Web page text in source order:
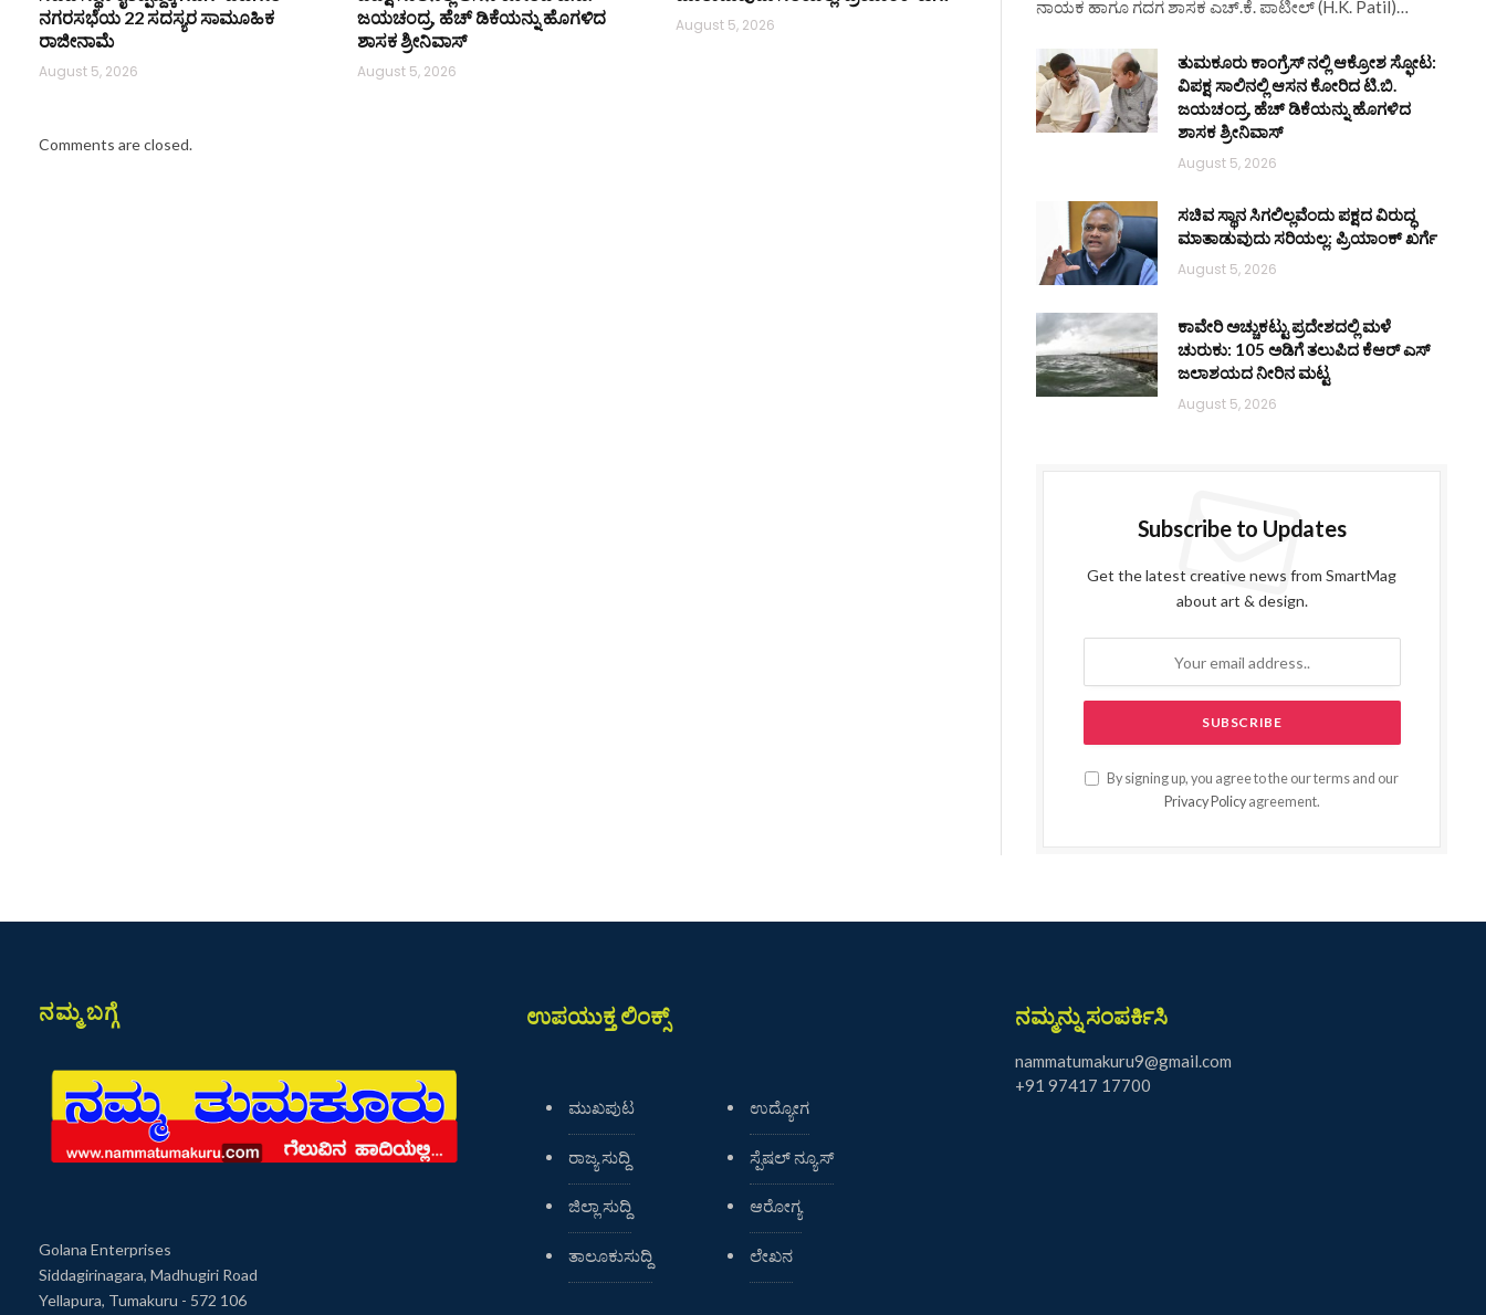
ನಗರಸಭೆಯ 22 ಸದಸ್ಯರ ಸಾಮೂಹಿಕ
ರಾಜೀನಾಮೆ
August 5, 2026
ಜಯಚಂದ್ರ, ಹೆಚ್ ಡಿಕೆಯನ್ನು ಹೊಗಳಿದ
ಶಾಸಕ ಶ್ರೀನಿವಾಸ್
August 5, 2026
August 5, 2026
Comments are closed.
ನಾಯಕ ಹಾಗೂ ಗದಗ ಶಾಸಕ ಎಚ್.ಕೆ. ಪಾಟೀಲ್ (H.K. Patil)…
ತುಮಕೂರು ಕಾಂಗ್ರೆಸ್ ನಲ್ಲಿ ಆಕ್ರೋಶ ಸ್ಫೋಟ:
ವಿಪಕ್ಷ ಸಾಲಿನಲ್ಲಿ ಆಸನ ಕೋರಿದ ಟಿ.ಬಿ.
ಜಯಚಂದ್ರ, ಹೆಚ್ ಡಿಕೆಯನ್ನು ಹೊಗಳಿದ
ಶಾಸಕ ಶ್ರೀನಿವಾಸ್
August 5, 2026
ಸಚಿವ ಸ್ಥಾನ ಸಿಗಲಿಲ್ಲವೆಂದು ಪಕ್ಷದ ವಿರುದ್ಧ
ಮಾತಾಡುವುದು ಸರಿಯಲ್ಲ: ಪ್ರಿಯಾಂಕ್ ಖರ್ಗೆ
August 5, 2026
ಕಾವೇರಿ ಅಚ್ಚುಕಟ್ಟು ಪ್ರದೇಶದಲ್ಲಿ ಮಳೆ
ಚುರುಕು: 105 ಅಡಿಗೆ ತಲುಪಿದ ಕೆಆರ್ ಎಸ್
ಜಲಾಶಯದ ನೀರಿನ ಮಟ್ಟ
August 5, 2026
Subscribe to Updates
Get the latest creative news from SmartMag
about art & design.
By signing up, you agree to the our terms and our
Privacy Policyagreement.
ನಮ್ಮ ಬಗ್ಗೆ
Golana Enterprises
Siddagirinagara, Madhugiri Road
Yellapura, Tumakuru - 572 106
ಉಪಯುಕ್ತ ಲಿಂಕ್ಸ್
ಮುಖಪುಟ
ರಾಜ್ಯ ಸುದ್ದಿ
ಜಿಲ್ಲಾ ಸುದ್ದಿ
ತಾಲೂಕುಸುದ್ದಿ
ಉದ್ಯೋಗ
ಸ್ಪೆಷಲ್ ನ್ಯೂಸ್
ಆರೋಗ್ಯ
ಲೇಖನ
ನಮ್ಮನ್ನು ಸಂಪರ್ಕಿಸಿ
nammatumakuru9@gmail.com
+91 97417 17700